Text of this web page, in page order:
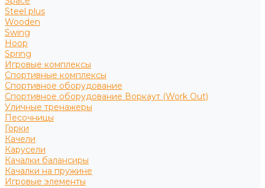
Steel plus
Wooden
Swing
Hoop
Spring
Игровые комплексы
Спортивные комплексы
Спортивное оборудование
Спортивное оборудование Воркаут (Work Out)
Уличные тренажеры
Песочницы
Горки
Качели
Карусели
Качалки балансиры
Качалки на пружине
Игровые элементы